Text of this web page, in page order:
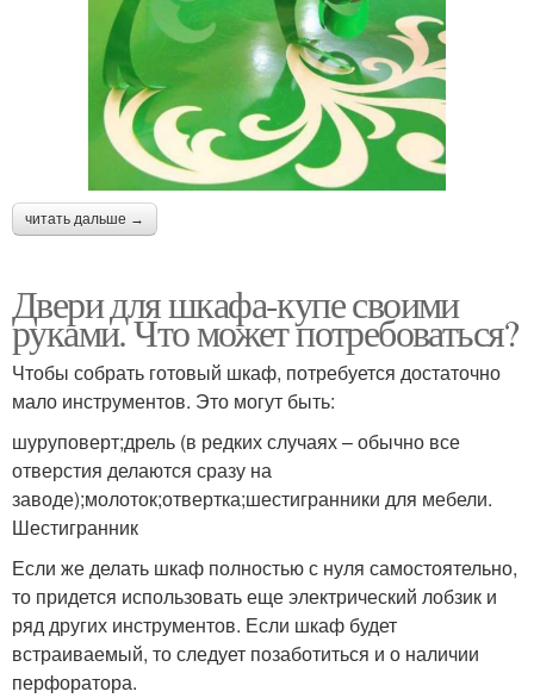
читать дальше →
Двери для шкафа-купе своими
руками. Что может потребоваться?
Чтобы собрать готовый шкаф, потребуется достаточно
мало инструментов. Это могут быть:
шуруповерт;дрель (в редких случаях – обычно все
отверстия делаются сразу на
заводе);молоток;отвертка;шестигранники для мебели.
Шестигранник
Если же делать шкаф полностью с нуля самостоятельно,
то придется использовать еще электрический лобзик и
ряд других инструментов. Если шкаф будет
встраиваемый, то следует позаботиться и о наличии
перфоратора.